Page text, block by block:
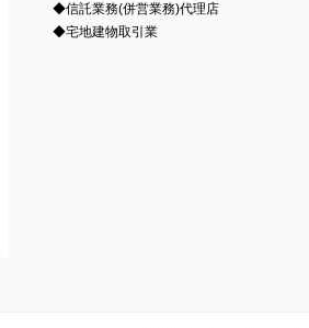
◆信託業務(併営業務)代理店
◆宅地建物取引業